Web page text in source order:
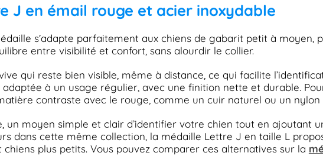
J en émail rouge et acier inoxydable
s’adapte parfaitement aux chiens de gabarit petit à moyen,
entre visibilité et confort, sans alourdir le collier.
qui reste bien visible, même à distance, ce qui facilite
à un usage régulier, avec une finition nette et durable.
contraste avec le rouge, comme un cuir naturel ou un nylon
moyen simple et clair d’identifier votre chien tout en ajoutant
dans cette même collection, la médaille Lettre J en taille L
plus petits. Vous pouvez comparer ces alternatives sur la